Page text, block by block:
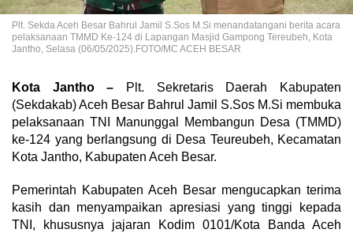
Plt. Sekda Aceh Besar Bahrul Jamil S.Sos M.Si menandatangani berita acara
pelaksanaan TMMD Ke-124 di Lapangan Masjid Gampong Tereubeh, Kota
Jantho, Selasa (06/05/2025).FOTO/MC ACEH BESAR
Kota Jantho – Plt. Sekretaris Daerah Kabupaten
(Sekdakab) Aceh Besar Bahrul Jamil S.Sos M.Si membuka
pelaksanaan TNI Manunggal Membangun Desa (TMMD)
ke-124 yang berlangsung di Desa Teureubeh, Kecamatan
Kota Jantho, Kabupaten Aceh Besar.
Pemerintah Kabupaten Aceh Besar mengucapkan terima
kasih dan menyampaikan apresiasi yang tinggi kepada
TNI, khususnya jajaran Kodim 0101/Kota Banda Aceh